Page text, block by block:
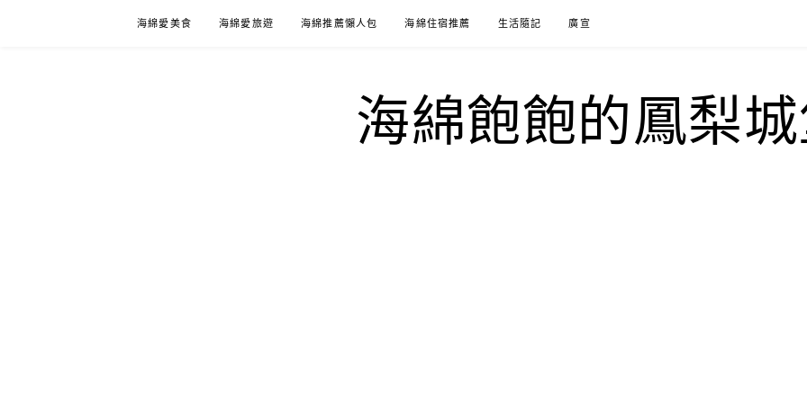
海綿愛美食 海綿愛旅遊 海綿推薦懶人包 海綿住宿推薦 生活隨記 廣宣
海綿飽飽的鳳梨